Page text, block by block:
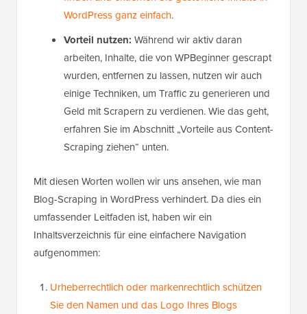
WordPress ganz einfach.
Vorteil nutzen: Während wir aktiv daran
arbeiten, Inhalte, die von WPBeginner gescrapt
wurden, entfernen zu lassen, nutzen wir auch
einige Techniken, um Traffic zu generieren und
Geld mit Scrapern zu verdienen. Wie das geht,
erfahren Sie im Abschnitt „Vorteile aus Content-
Scraping ziehen“ unten.
Mit diesen Worten wollen wir uns ansehen, wie man
Blog-Scraping in WordPress verhindert. Da dies ein
umfassender Leitfaden ist, haben wir ein
Inhaltsverzeichnis für eine einfachere Navigation
aufgenommen:
Urheberrechtlich oder markenrechtlich schützen
Sie den Namen und das Logo Ihres Blogs